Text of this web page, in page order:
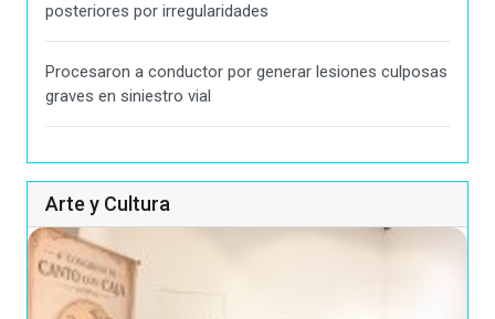
posteriores por irregularidades
Procesaron a conductor por generar lesiones culposas
graves en siniestro vial
Arte y Cultura